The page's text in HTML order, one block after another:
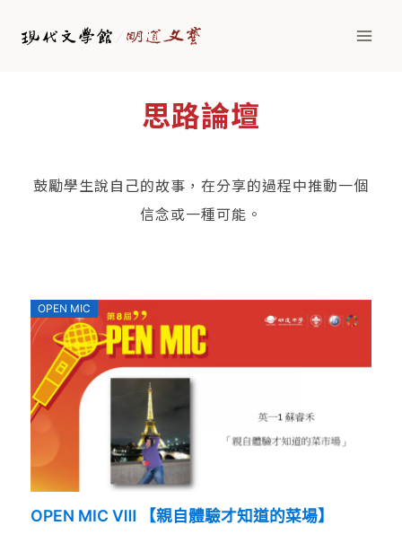
思路論壇
鼓勵學生說自己的故事，在分享的過程中推動一個
信念或一種可能。
OPEN MIC
OPEN MIC Ⅷ 【親自體驗才知道的菜場】